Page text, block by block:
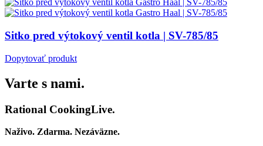
Sitko pred výtokový ventil kotla | SV-785/85
Dopytovať produkt
Varte s nami.
Rational CookingLive​.
Naživo. Zdarma. Nezáväzne.